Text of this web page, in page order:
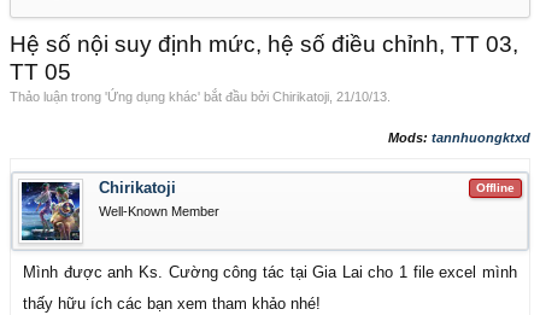
Hệ số nội suy định mức, hệ số điều chỉnh, TT 03,
TT 05
Thảo luận trong 'Ứng dụng khác' bắt đầu bởi Chirikatoji 21/10/13
Mods: tannhuongktxd
Offline
Chirikatoji
Well-Known Member
Mình được anh Ks. Cường công tác tại Gia Lai cho 1 file excel mình
thấy hữu ích các bạn xem tham khảo nhé!